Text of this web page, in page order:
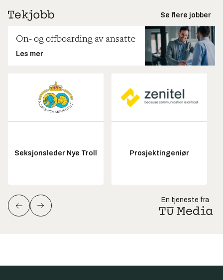
Se flere jobber
On- og offboarding av ansatte
Les mer
Seksjonsleder Nye Troll Prosjektingeniør
En tjeneste fra